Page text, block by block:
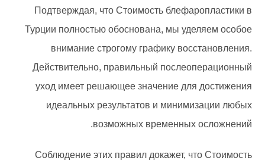
Подтверждая, что Стоимость блефаропластики в
Турции полностью обоснована, мы уделяем особое
внимание строгому графику восстановления.
Действительно, правильный послеоперационный
уход имеет решающее значение для достижения
идеальных результатов и минимизации любых
возможных временных осложнений.
Соблюдение этих правил докажет, что Стоимость